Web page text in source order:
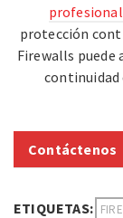
protección
Firewalls puede
continuidad
Contáctenos
ETIQUETAS: